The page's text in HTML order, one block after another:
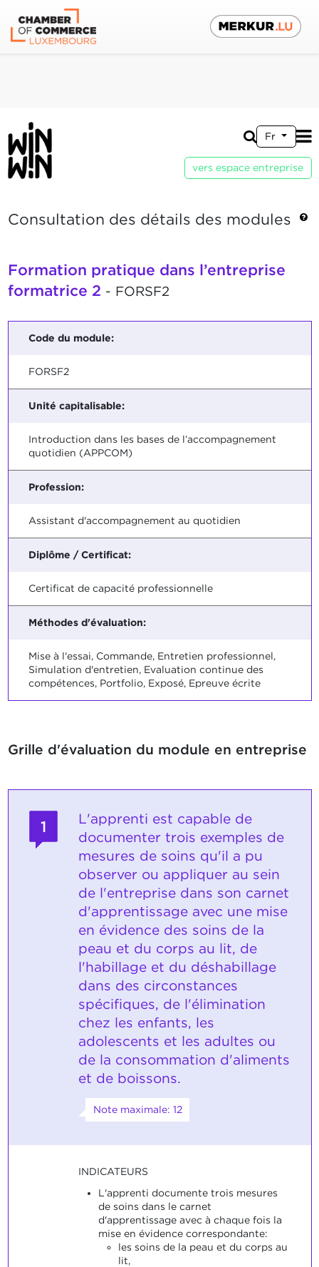
Fr
vers espace entreprise
Consultation des détails des modules
Formation pratique dans l’entreprise
formatrice 2 - FORSF2
Code du module:
FORSF2
Unité capitalisable:
Introduction dans les bases de l’accompagnement
quotidien (APPCOM)
Profession:
Assistant d'accompagnement au quotidien
Diplôme / Certificat:
Certificat de capacité professionnelle
Méthodes d'évaluation:
Mise à l'essai, Commande, Entretien professionnel,
Simulation d'entretien, Evaluation continue des
compétences, Portfolio, Exposé, Epreuve écrite
Grille d'évaluation du module en entreprise
1
L'apprenti est capable de
documenter trois exemples de
mesures de soins qu'il a pu
observer ou appliquer au sein
de l'entreprise dans son carnet
d'apprentissage avec une mise
en évidence des soins de la
peau et du corps au lit, de
l'habillage et du déshabillage
dans des circonstances
spécifiques, de l'élimination
chez les enfants, les
adolescents et les adultes ou
de la consommation d'aliments
et de boissons.
Note maximale: 12
INDICATEURS
L'apprenti documente trois mesures
de soins dans le carnet
d'apprentissage avec à chaque fois la
mise en évidence correspondante:
les soins de la peau et du corps au
lit,